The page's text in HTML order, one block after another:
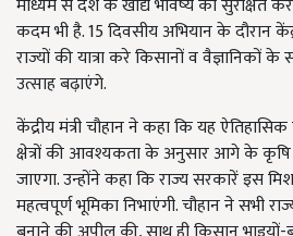
माध्यम से देश के खाद्य भविष्य को सुरक्षित
कदम भी है. 15 दिवसीय अभियान के दौरान
राज्यों की यात्रा करे किसानों व वैज्ञानिकों
उत्साह बढ़ाएंगे.
केंद्रीय मंत्री चौहान ने कहा कि यह
क्षेत्रों की आवश्यकता के अनुसार आगे के कृषि
जाएगा. उन्होंने कहा कि राज्य सरकारें इस
महत्वपूर्ण भूमिका निभाएंगी. चौहान ने सभी